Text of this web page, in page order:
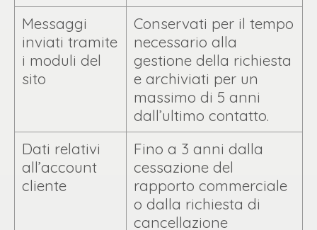
Messaggi
inviati tramite
i moduli del
sito
Conservati per il tempo
necessario alla
gestione della richiesta
e archiviati per un
massimo di 5 anni
dall’ultimo contatto.
Dati relativi
all’account
cliente
Fino a 3 anni dalla
cessazione del
rapporto commerciale
o dalla richiesta di
cancellazione